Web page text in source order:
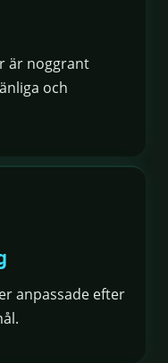
är noggrant
och
anpassade efter